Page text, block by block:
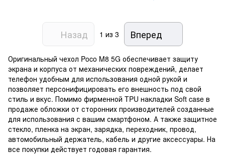
Назад 1 из 3 Вперед
Оригинальный чехол Poco M8 5G обеспечивает защиту
экрана и корпуса от механических повреждений, делает
телефон удобным для использования одной рукой и
позволяет персонифицировать его внешность под свой
стиль и вкус. Помимо фирменной TPU накладки Soft case в
продаже обложки от сторонних производителей созданные
для использования с вашим смартфоном. А также защитное
стекло, пленка на экран, зарядка, переходник, провод,
автомобильный держатель, кабель и другие аксессуары. На
все покупки действует годовая гарантия.